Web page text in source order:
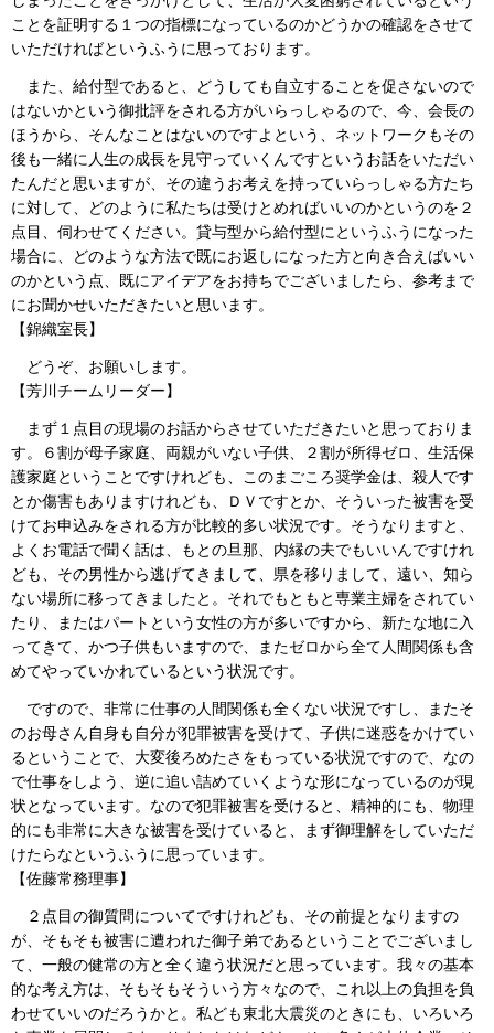
ことを証明する１つの指標になっているのかどうかの確認をさせて
いただければというふうに思っております。
また、給付型であると、どうしても自立することを促さないので
はないかという御批評をされる方がいらっしゃるので、今、会長の
ほうから、そんなことはないのですよという、ネットワークもその
後も一緒に人生の成長を見守っていくんですというお話をいただい
たんだと思いますが、その違うお考えを持っていらっしゃる方たち
に対して、どのように私たちは受けとめればいいのかというのを２
点目、伺わせてください。貸与型から給付型にというふうになった
場合に、どのような方法で既にお返しになった方と向き合えばいい
のかという点、既にアイデアをお持ちでございましたら、参考まで
にお聞かせいただきたいと思います。
【錦織室長】
どうぞ、お願いします。
【芳川チームリーダー】
まず１点目の現場のお話からさせていただきたいと思っておりま
す。６割が母子家庭、両親がいない子供、２割が所得ゼロ、生活保
護家庭ということですけれども、このまごころ奨学金は、殺人です
とか傷害もありますけれども、ＤＶですとか、そういった被害を受
けてお申込みをされる方が比較的多い状況です。そうなりますと、
よくお電話で聞く話は、もとの旦那、内縁の夫でもいいんですけれ
ども、その男性から逃げてきまして、県を移りまして、遠い、知ら
ない場所に移ってきましたと。それでもともと専業主婦をされてい
たり、またはパートという女性の方が多いですから、新たな地に入
ってきて、かつ子供もいますので、またゼロから全て人間関係も含
めてやっていかれているという状況です。
ですので、非常に仕事の人間関係も全くない状況ですし、またそ
のお母さん自身も自分が犯罪被害を受けて、子供に迷惑をかけてい
るということで、大変後ろめたさをもっている状況ですので、なの
で仕事をしよう、逆に追い詰めていくような形になっているのが現
状となっています。なので犯罪被害を受けると、精神的にも、物理
的にも非常に大きな被害を受けていると、まず御理解をしていただ
けたらなというふうに思っています。
【佐藤常務理事】
２点目の御質問についてですけれども、その前提となりますの
が、そもそも被害に遭われた御子弟であるということでございまし
て、一般の健常の方と全く違う状況だと思っています。我々の基本
的な考え方は、そもそもそういう方々なので、これ以上の負担を負
わせていいのだろうかと。私ども東北大震災のときにも、いろいろ